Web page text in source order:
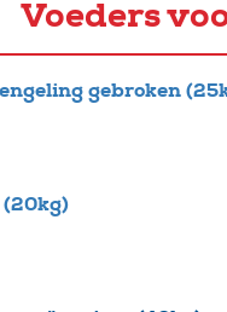
Voeders
gebroken
(20kg)